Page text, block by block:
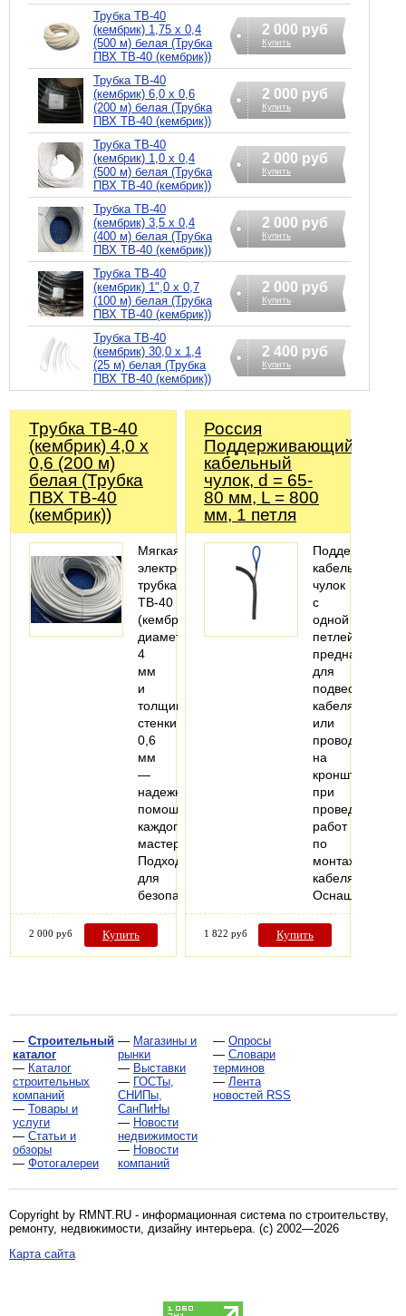
Трубка ТВ-40
(кембрик) 1,75 х 0,4
(500 м) белая (Трубка
ПВХ ТВ-40 (кембрик))
2 000 руб
Купить
Трубка ТВ-40
(кембрик) 6,0 х 0,6
(200 м) белая (Трубка
ПВХ ТВ-40 (кембрик))
2 000 руб
Купить
Трубка ТВ-40
(кембрик) 1,0 х 0,4
(500 м) белая (Трубка
ПВХ ТВ-40 (кембрик))
2 000 руб
Купить
Трубка ТВ-40
(кембрик) 3,5 х 0,4
(400 м) белая (Трубка
ПВХ ТВ-40 (кембрик))
2 000 руб
Купить
Трубка ТВ-40
(кембрик) 1",0 х 0,7
(100 м) белая (Трубка
ПВХ ТВ-40 (кембрик))
2 000 руб
Купить
Трубка ТВ-40
(кембрик) 30,0 х 1,4
(25 м) белая (Трубка
ПВХ ТВ-40 (кембрик))
2 400 руб
Купить
Трубка ТВ-40
(кембрик) 4,0 х
0,6 (200 м)
белая (Трубка
ПВХ ТВ-40
(кембрик))
Мягкая
электроизоляционная
трубка
ТВ-40
(кембрик),
диаметром
4
мм
и
толщиной
стенки
0,6
мм
—
надежный
помощник
каждого
мастера!
Подходит
для
безопасной…
2 000 руб Купить
Россия
Поддерживающий
кабельный
чулок, d = 65-
80 мм, L = 800
мм, 1 петля
кабельный
чулок
с
одной
петлей
предназначен
для
подвеса
кабеля
или
провода
на
кронштейны
при
проведении
работ
по
монтажу
кабеля.
Оснащен…
1 822 руб Купить
— Строительный
каталог
— Каталог
строительных
компаний
— Товары и
услуги
— Статьи и
обзоры
— Фотогалереи
— Магазины и
рынки
— Выставки
— ГОСТы,
СНИПы,
СанПиНы
— Новости
недвижимости
— Новости
компаний
— Опросы
— Словари
терминов
— Лента
новостей RSS
Copyright by RMNT.RU - информационная система по строительству,
ремонту, недвижимости, дизайну интерьера . (c) 2002—2026
Карта сайта